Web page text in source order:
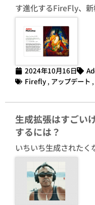
す進化するFireFly、新
2024年10月16日
Firefly , アップデート ,
生成拡張はすごい
するには？
いちいち生成されたく